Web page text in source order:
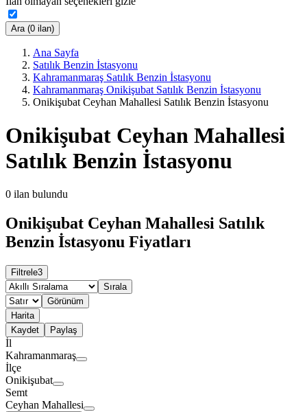
Ara (0 ilan)
Ana Sayfa
Satılık Benzin İstasyonu
Kahramanmaraş Satılık Benzin İstasyonu
Kahramanmaraş Onikişubat Satılık Benzin İstasyonu
Onikişubat Ceyhan Mahallesi Satılık Benzin İstasyonu
Onikişubat Ceyhan Mahallesi
Satılık Benzin İstasyonu
0 ilan bulundu
Onikişubat Ceyhan Mahallesi Satılık
Benzin İstasyonu Fiyatları
Filtrele3
Sırala
Görünüm
Harita
Kaydet
Paylaş
İl
Kahramanmaraş
İlçe
Onikişubat
Semt
Ceyhan Mahallesi